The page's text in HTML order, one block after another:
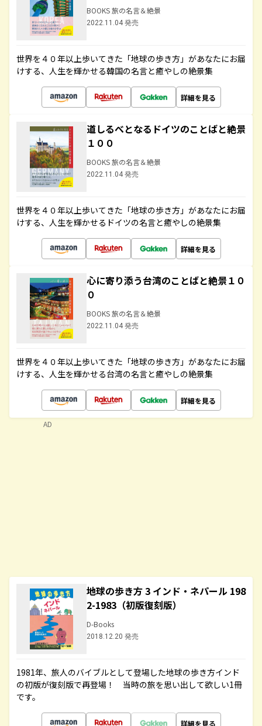
BOOKS 旅の名言＆絶景
2022.11.04 発売
世界を４０年以上歩いてきた「地球の歩き方」があなたにお届
けする、人生を輝かせる韓国の名言と癒やしの絶景集
詳細を見る
道しるべとなるドイツのことばと絶景
１００
BOOKS 旅の名言＆絶景
2022.11.04 発売
世界を４０年以上歩いてきた「地球の歩き方」があなたにお届
けする、人生を輝かせるドイツの名言と癒やしの絶景集
詳細を見る
心に寄り添う台湾のことばと絶景１０
０
BOOKS 旅の名言＆絶景
2022.11.04 発売
世界を４０年以上歩いてきた「地球の歩き方」があなたにお届
けする、人生を輝かせる台湾の名言と癒やしの絶景集
詳細を見る
地球の歩き方 3 インド・ネパール 198
2-1983（初版復刻版）
D-Books
2018.12.20 発売
1981年、旅人のバイブルとして登場した地球の歩き方インド
の初版が復刻版で再登場！ 当時の旅を思い出して欲しい1冊
です。
詳細を見る
AD